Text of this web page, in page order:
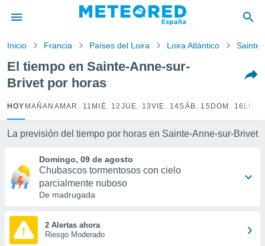
por
para
la
calidad.
a este
las
y
forma
Inicio Francia Países del Loira Loira Atlántico
El tiempo en Sainte-Anne-sur-
Brivet por horas
HOY MAÑANA MAR. 11 MIÉ. 12 JUE. 13VIE. 14SÁB. 15 DOM. 16
La previsión del tiempo por horas en Sainte-Anne-sur-Brivet
Domingo, 09 de agosto
Chubascos tormentosos con cielo
parcialmente nuboso
De madrugada
2 Alertas ahora
Riesgo Moderado